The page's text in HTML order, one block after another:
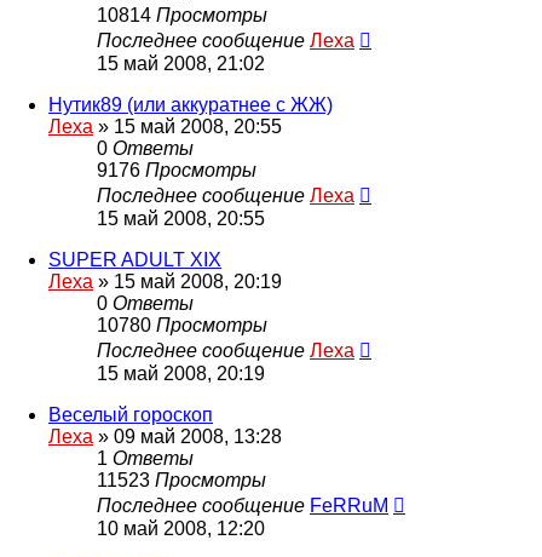
10814 Просмотры
Последнее сообщение Леха
15 май 2008, 21:02
Нутик89 (или аккуратнее с ЖЖ)
Леха » 15 май 2008, 20:55
0 Ответы
9176 Просмотры
Последнее сообщение Леха
15 май 2008, 20:55
SUPER ADULT XIX
Леха » 15 май 2008, 20:19
0 Ответы
10780 Просмотры
Последнее сообщение Леха
15 май 2008, 20:19
Веселый гороскоп
Леха » 09 май 2008, 13:28
1 Ответы
11523 Просмотры
Последнее сообщение FeRRuM
10 май 2008, 12:20